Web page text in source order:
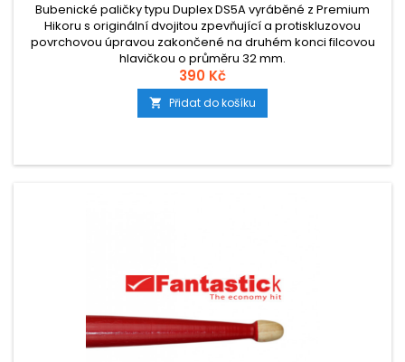
Bubenické paličky typu Duplex DS5A vyráběné z Premium
Hikoru s originální dvojitou zpevňující a protiskluzovou
povrchovou úpravou zakončené na druhém konci filcovou
hlavičkou o průměru 32 mm.
390 Kč
 Přidat do košíku